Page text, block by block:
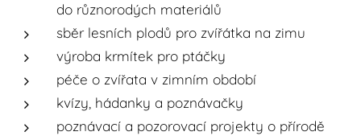
do různorodých materiálů
sběr lesních plodů pro zvířátka na zimu
výroba krmítek pro ptáčky
péče o zvířata v zimním období
kvízy, hádanky a poznávačky
poznávací a pozorovací projekty o přírodě